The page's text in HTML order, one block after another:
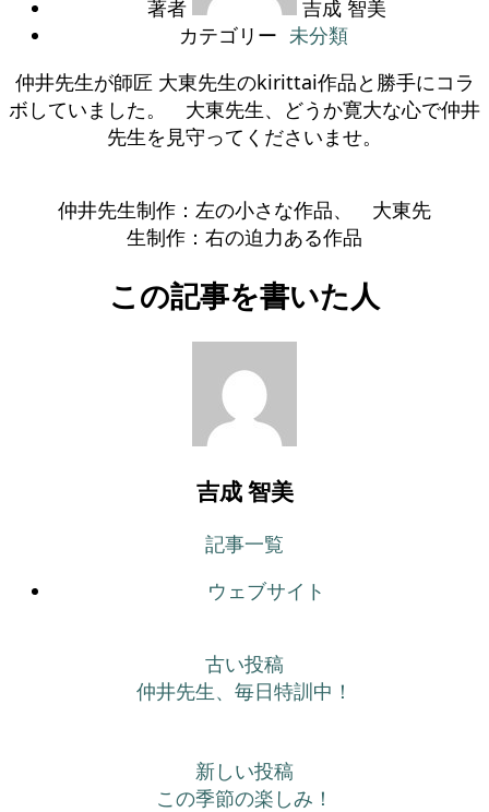
著者
吉成 智美
カテゴリー 未分類
仲井先生が師匠 大東先生のkirittai作品と勝手にコラ
ボしていました。 大東先生、どうか寛大な心で仲井
先生を見守ってくださいませ。
仲井先生制作：左の小さな作品、 大東先
生制作：右の迫力ある作品
この記事を書いた人
吉成 智美
記事一覧
ウェブサイト
古い投稿
仲井先生、毎日特訓中！
新しい投稿
この季節の楽しみ！